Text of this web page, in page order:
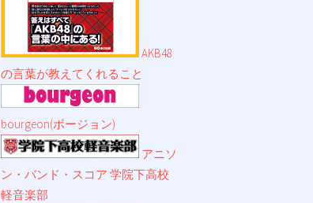
AKB48
の言葉が教えてくれること
bourgeon(ボージョン)
アニソ
ン・バンド・スコア 学院下高校
軽音楽部